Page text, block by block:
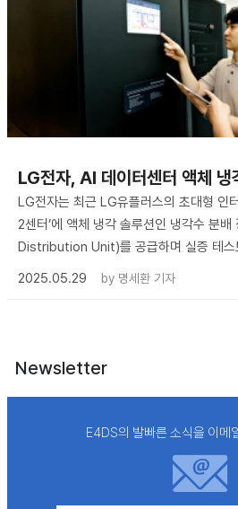
LG전자, AI 데이터센터 액체 냉
LG전자는 최근 LG유플러스의 초대형 인
2센터’에 액체 냉각 솔루션인 냉각수 분
Distribution Unit)를 공급하며 실증 테스
2025.05.29
by 명세환 기자
Newsletter
E4DS의 발빠른 소식을 이메